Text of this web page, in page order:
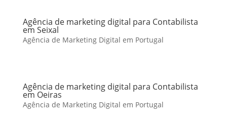
Agência de marketing digital para Contabilista
em Seixal
Agência de Marketing Digital em Portugal
Agência de marketing digital para Contabilista
em Oeiras
Agência de Marketing Digital em Portugal